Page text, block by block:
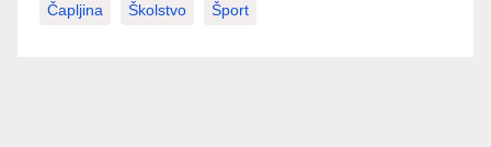
Čapljina Školstvo Šport